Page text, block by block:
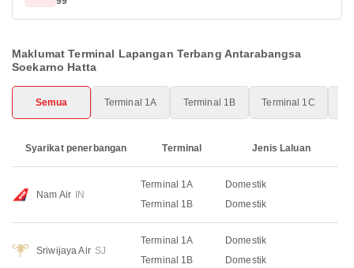
Maklumat Terminal Lapangan Terbang Antarabangsa
Soekarno Hatta
Semua Terminal 1A Terminal 1B Terminal 1C
Syarikat penerbangan Terminal Jenis Laluan
Nam Air IN
Terminal 1A
Terminal 1B
Domestik
Domestik
Sriwijaya Air SJ
Terminal 1A
Terminal 1B
Domestik
Domestik